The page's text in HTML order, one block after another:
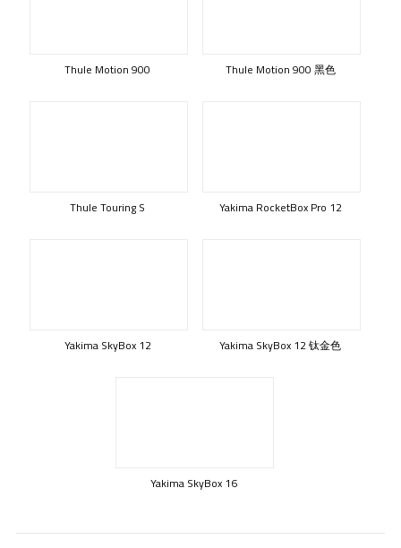
Thule Motion 900 Thule Motion 900 黑色
Thule Touring S Yakima RocketBox Pro 12
Yakima SkyBox 12 Yakima SkyBox 12 钛金色
Yakima SkyBox 16